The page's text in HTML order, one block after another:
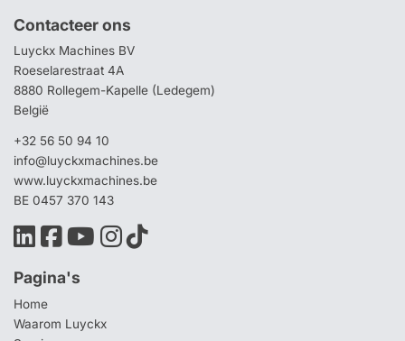
Contacteer ons
Luyckx Machines BV
Roeselarestraat 4A
8880 Rollegem-Kapelle (Ledegem)
België
+32 56 50 94 10
info@luyckxmachines.be
www.luyckxmachines.be
BE 0457 370 143
Pagina's
Home
Waarom Luyckx